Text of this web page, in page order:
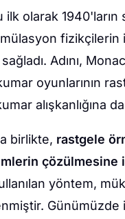
olarak 1940'ların
Adını,
oyunlarının
alışkanlığına da
birlikte, rastgele
çözülmesine
yöntem,